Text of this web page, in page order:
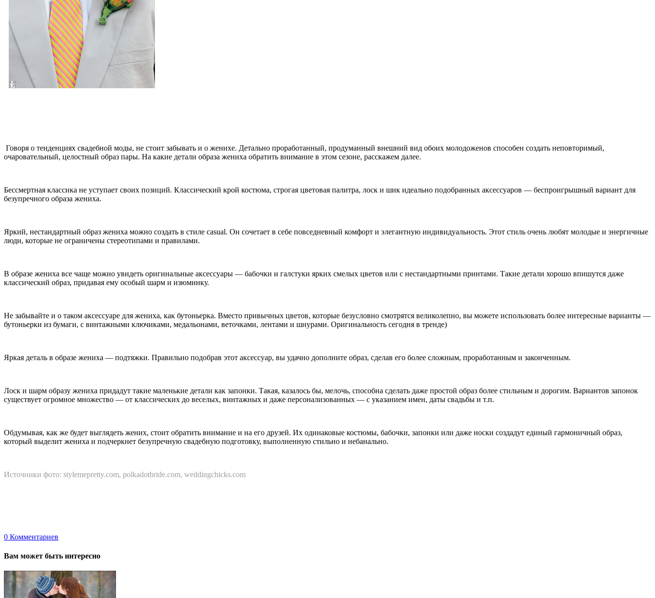
Говоря о тенденциях свадебной моды, не стоит забывать и о женихе. Детально проработанный, продуманный внешний вид обоих молодоженов способен создать неповторимый,
очаровательный, целостный образ пары. На какие детали образа жениха обратить внимание в этом сезоне, расскажем далее.
Бессмертная классика не уступает своих позиций. Классический крой костюма, строгая цветовая палитра, лоск и шик идеально подобранных аксессуаров — беспроигрышный вариант для
безупречного образа жениха.
Яркий, нестандартный образ жениха можно создать в стиле casual. Он сочетает в себе повседневный комфорт и элегантную индивидуальность. Этот стиль очень любят молодые и энергичные
люди, которые не ограничены стереотипами и правилами.
В образе жениха все чаще можно увидеть оригинальные аксессуары — бабочки и галстуки ярких смелых цветов или с нестандартными принтами. Такие детали хорошо впишутся даже
классический образ, придавая ему особый шарм и изюминку.
Не забывайте и о таком аксессуаре для жениха, как бутоньерка. Вместо привычных цветов, которые безусловно смотрятся великолепно, вы можете использовать более интересные варианты —
бутоньерки из бумаги, с винтажными ключиками, медальонами, веточками, лентами и шнурами. Оригинальность сегодня в тренде)
Яркая деталь в образе жениха — подтяжки. Правильно подобрав этот аксессуар, вы удачно дополните образ, сделав его более сложным, проработанным и законченным.
Лоск и шарм образу жениха придадут такие маленькие детали как запонки. Такая, казалось бы, мелочь, способна сделать даже простой образ более стильным и дорогим. Вариантов запонок
существует огромное множество — от классических до веселых, винтажных и даже персонализованных — с указанием имен, даты свадьбы и т.п.
Обдумывая, как же будет выглядеть жених, стоит обратить внимание и на его друзей. Их одинаковые костюмы, бабочки, запонки или даже носки создадут единый гармоничный образ,
который выделит жениха и подчеркнет безупречную свадебную подготовку, выполненную стильно и небанально.
Источники фото: stylemepretty.com, polkadotbride.com, weddingchicks.com
0 Комментариев
Вам может быть интересно